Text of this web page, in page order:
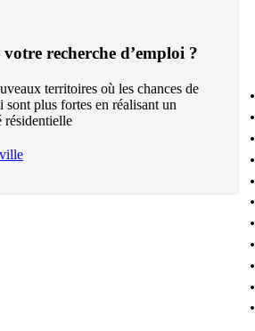
recherche d’emploi ?
territoires où les chances de
plus fortes en réalisant un
résidentielle